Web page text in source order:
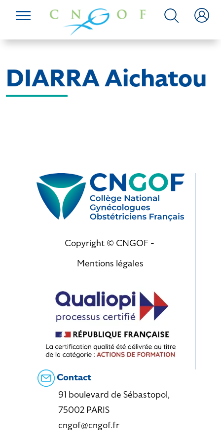
DIARRA Aichatou
Copyright © CNGOF -
Mentions légales
Contact
91 boulevard de Sébastopol,
75002 PARIS
cngof@cngof.fr